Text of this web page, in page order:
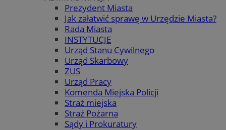
Prezydent Miasta
Jak załatwić sprawę w Urzędzie Miasta?
Rada Miasta
INSTYTUCJE
Urząd Stanu Cywilnego
Urząd Skarbowy
ZUS
Urząd Pracy
Komenda Miejska Policji
Straż miejska
Straż Pożarna
Sądy i Prokuratury